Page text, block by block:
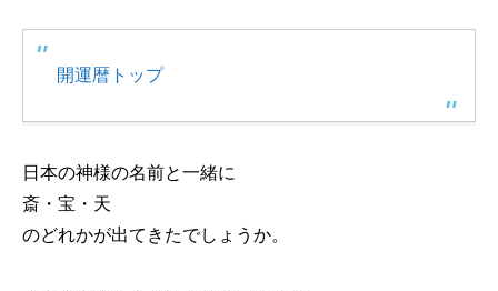
開運暦トップ
日本の神様の名前と一緒に
斎・宝・天
のどれかが出てきたでしょうか。